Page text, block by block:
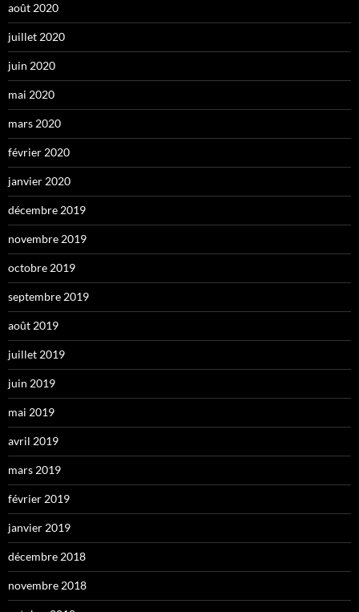
août 2020
juillet 2020
juin 2020
mai 2020
mars 2020
février 2020
janvier 2020
décembre 2019
novembre 2019
octobre 2019
septembre 2019
août 2019
juillet 2019
juin 2019
mai 2019
avril 2019
mars 2019
février 2019
janvier 2019
décembre 2018
novembre 2018